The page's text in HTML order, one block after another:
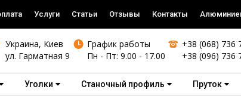
Услуги Статьи Отзывы Контакты
Украина, Киев
ул. Гарматная 9
График работы
Пн - Пт: 9.00 - 17.00
+38 (068) 736
+38 (096) 736
Уголки Станочный профиль Пруток